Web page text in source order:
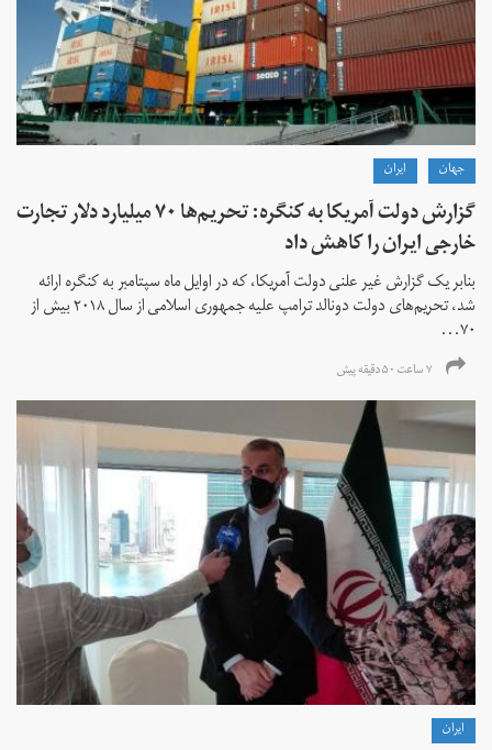
جهان ايران
گزارش دولت آمریکا به کنگره: تحریم‌ها ۷۰ میلیارد دلار تجارت
خارجی ایران را کاهش داد
بنابر یک گزارش غیر علنی دولت آمریکا، که در اوایل ماه سپتامبر به کنگره ارائه
شد، تحریم‌های دولت دونالد ترامپ علیه جمهوری اسلامی از سال ۲۰۱۸ بیش از
۷۰...
۷ ساعت ۵۰ دقیقه پیش
ايران